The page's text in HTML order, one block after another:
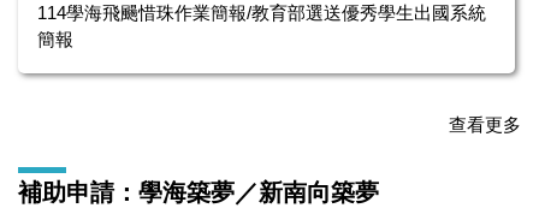
114學海飛颺惜珠作業簡報/教育部選送優秀學生出國系統
簡報
查看更多
補助申請：學海築夢／新南向築夢